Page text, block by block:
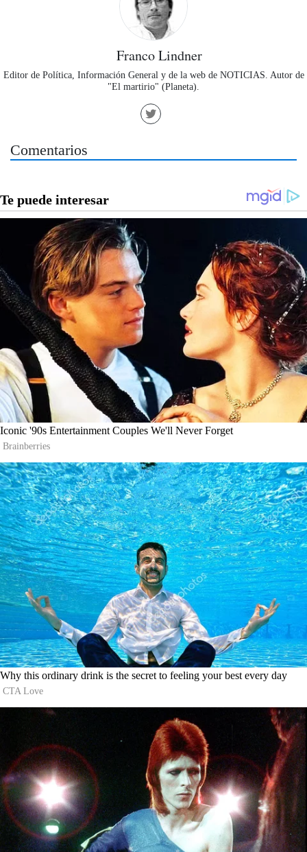
Franco Lindner
Editor de Política, Información General y de la web de NOTICIAS. Autor de
"El martirio" (Planeta).
Comentarios